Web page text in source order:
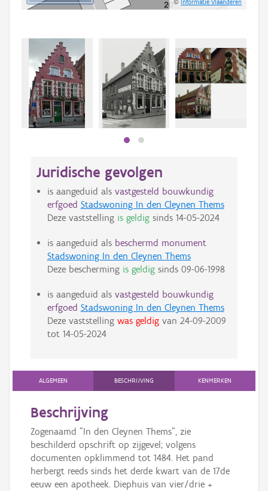
©Informatie Vlaanderen
Juridische gevolgen
is aangeduid als vastgesteld bouwkundig
erfgoed Stadswoning In den Cleynen Thems
Deze vaststelling is geldigsinds 14-05-2024
is aangeduid als beschermd monument
Stadswoning In den Cleynen Thems
Deze bescherming is geldigsinds 09-06-1998
is aangeduid als vastgesteld bouwkundig
erfgoed Stadswoning In den Cleynen Thems
Deze vaststelling was geldigvan 24-09-2009
tot 14-05-2024
ALGEMEEN BESCHRIJVING KENMERKEN
Beschrijving
Zogenaamd "In den Cleynen Thems", zie
beschilderd opschrift op zijgevel; volgens
documenten opklimmend tot 1484. Het pand
herbergt reeds sinds het derde kwart van de 17de
eeuw een apotheek. Diephuis van vier/drie +